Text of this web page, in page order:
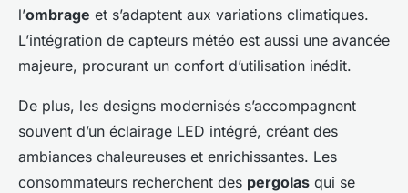
l’ombrage et s’adaptent aux variations climatiques.
L’intégration de capteurs météo est aussi une avancée
majeure, procurant un confort d’utilisation inédit.
De plus, les designs modernisés s’accompagnent
souvent d’un éclairage LED intégré, créant des
ambiances chaleureuses et enrichissantes. Les
consommateurs recherchent des pergolas qui se